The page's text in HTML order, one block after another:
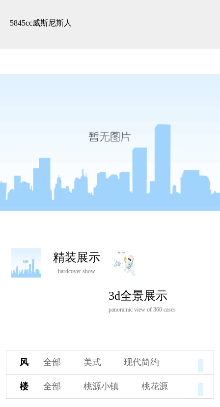
5845cc威斯尼斯人
精装展示
hardcover show
3d全景展示
panoramic view of 360 cases
风
格
全部 美式
现代简约
欧式
中式
新古典
新中式
新亚洲
混搭
楼
盘
全部 桃源小镇
桃花源